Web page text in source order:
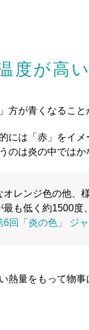
度が高
方が青くなること
には「赤」をイ
のは炎の中では
オレンジ色の他、
最も低く約1500度
6回「炎の色」 ジ
熱量をもって物